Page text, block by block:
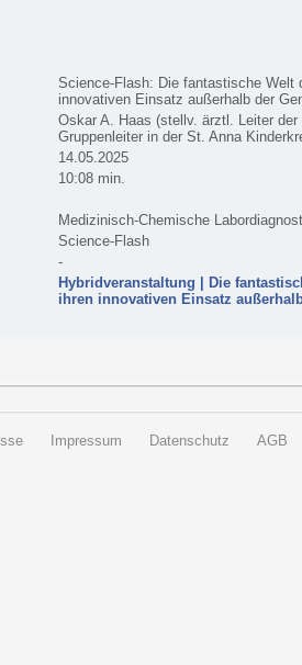
Science-Flash: Die fantastische Welt
innovativen Einsatz außerhalb der
Oskar A. Haas (stellv. ärztl. Leiter
Gruppenleiter in der St. Anna
14.05.2025
10:08 min.
Medizinisch-Chemische
Science-Flash
-
Hybridveranstaltung | Die
ihren innovativen Einsatz
Impressum Datenschutz AGB